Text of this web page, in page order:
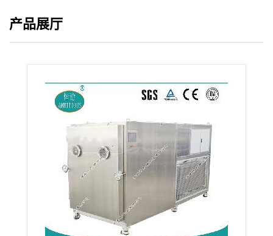
产品展厅